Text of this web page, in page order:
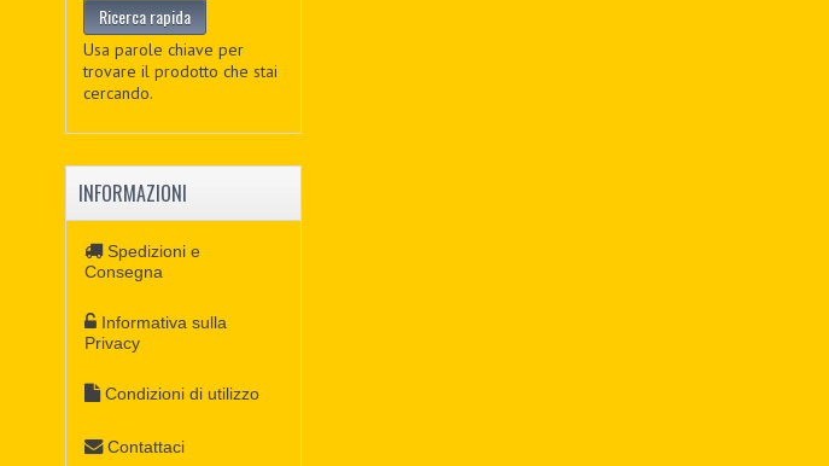
Usa parole chiave per
trovare il prodotto che stai
cercando.
INFORMAZIONI
Spedizioni e
Consegna
Informativa sulla
Privacy
Condizioni di utilizzo
Contattaci